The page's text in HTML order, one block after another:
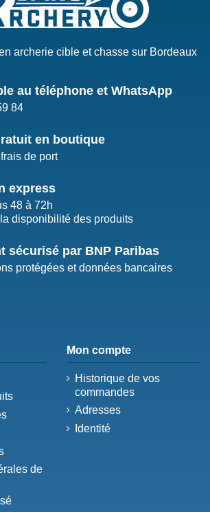
archerie cible et chasse sur Bordeaux
au téléphone et WhatsApp
84
en boutique
de port
express
48 à 72h
disponibilité des produits
sécurisé par BNP Paribas
protégées et données bancaires
de
Mon compte
Historique de vos
commandes
Adresses
Identité